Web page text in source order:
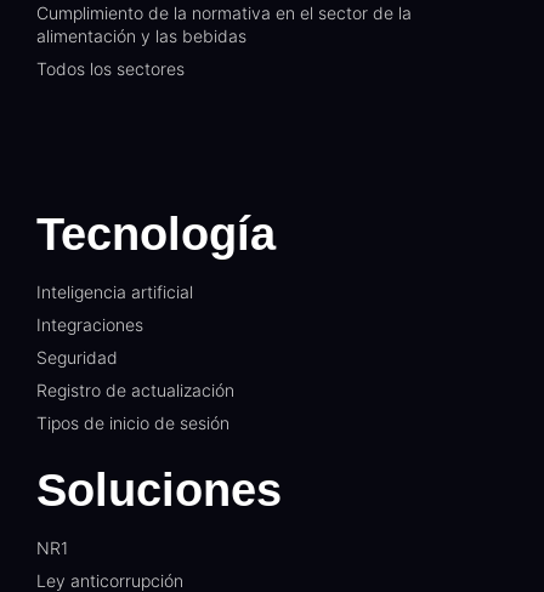
Cumplimiento de la normativa en el sector de la
alimentación y las bebidas
Todos los sectores
Tecnología
Inteligencia artificial
Integraciones
Seguridad
Registro de actualización
Tipos de inicio de sesión
Soluciones
NR1
Ley anticorrupción